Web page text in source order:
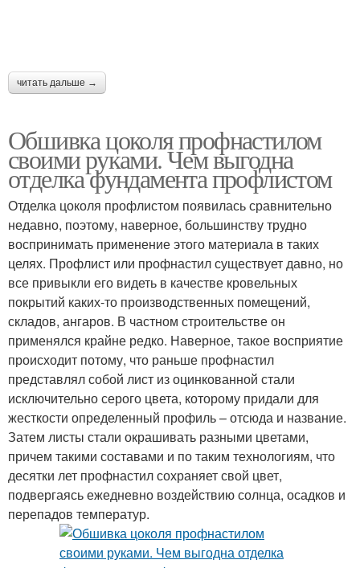
читать дальше →
Обшивка цоколя профнастилом
своими руками. Чем выгодна
отделка фундамента профлистом
Отделка цоколя профлистом появилась сравнительно
недавно, поэтому, наверное, большинству трудно
воспринимать применение этого материала в таких
целях. Профлист или профнастил существует давно, но
все привыкли его видеть в качестве кровельных
покрытий каких-то производственных помещений,
складов, ангаров. В частном строительстве он
применялся крайне редко. Наверное, такое восприятие
происходит потому, что раньше профнастил
представлял собой лист из оцинкованной стали
исключительно серого цвета, которому придали для
жесткости определенный профиль – отсюда и название.
Затем листы стали окрашивать разными цветами,
причем такими составами и по таким технологиям, что
десятки лет профнастил сохраняет свой цвет,
подвергаясь ежедневно воздействию солнца, осадков и
перепадов температур.